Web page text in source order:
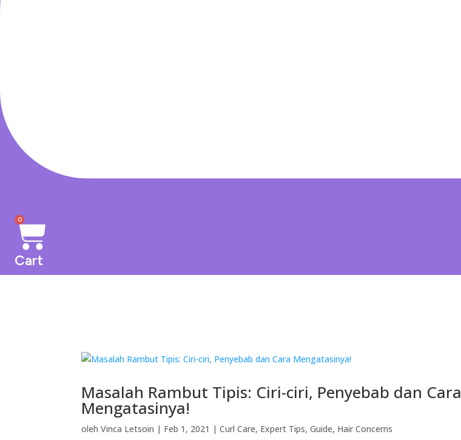
0
Cart
Masalah Rambut Tipis: Ciri-ciri, Penyebab dan Cara
Mengatasinya!
olehVinca Letsoin | Feb 1, 2021 |Curl Care, Expert Tips,Guide, Hair Concerns